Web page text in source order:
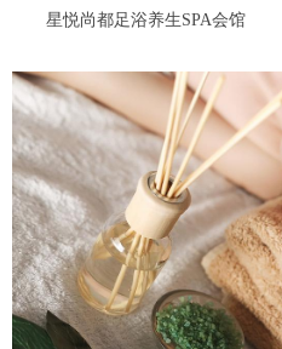
星悦尚都足浴养生SPA会馆